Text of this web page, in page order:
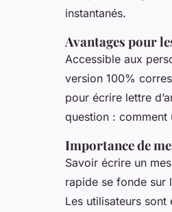
instantanés.
Avantages pour
Accessible aux
version 100%
pour écrire lettre
question : comment
Importance de
Savoir écrire un
rapide se fonde sur
Les utilisateurs